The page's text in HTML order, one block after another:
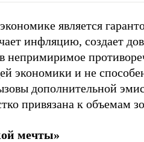
является
инфляцию, создает
непримиримое
экономики и не
дополнительной
привязана к объемам
мечты»